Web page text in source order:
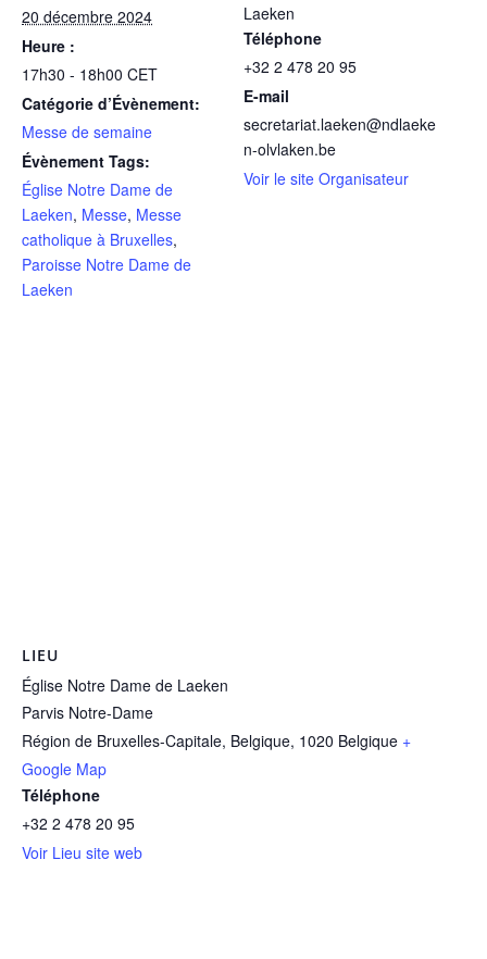
20 décembre 2024
Heure :
17h30 - 18h00 CET
Catégorie d’Évènement:
Messe de semaine
Évènement Tags:
Église Notre Dame de
Laeken, Messe, Messe
catholique à Bruxelles,
Paroisse Notre Dame de
Laeken
Laeken
Téléphone
+32 2 478 20 95
E-mail
secretariat.laeken@ndlaeke
n-olvlaken.be
Voir le site Organisateur
LIEU
Église Notre Dame de Laeken
Parvis Notre-Dame
Région de Bruxelles-Capitale, Belgique, 1020 Belgique +
Google Map
Téléphone
+32 2 478 20 95
Voir Lieu site web